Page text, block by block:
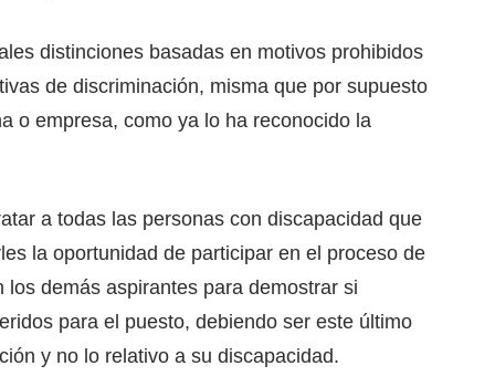
distinciones basadas en motivos prohibidos
de discriminación, misma que por supuesto
o empresa, como ya lo ha reconocido la
a todas las personas con discapacidad que
la oportunidad de participar en el proceso de
demás aspirantes para demostrar si
para el puesto, debiendo ser este último
y no lo relativo a su discapacidad.